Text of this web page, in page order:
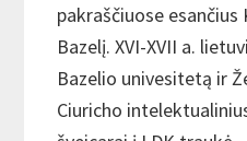
pakraščiuose esančius
Bazelį. XVI-XVII a.
Bazelio univesitetą ir
Ciuricho